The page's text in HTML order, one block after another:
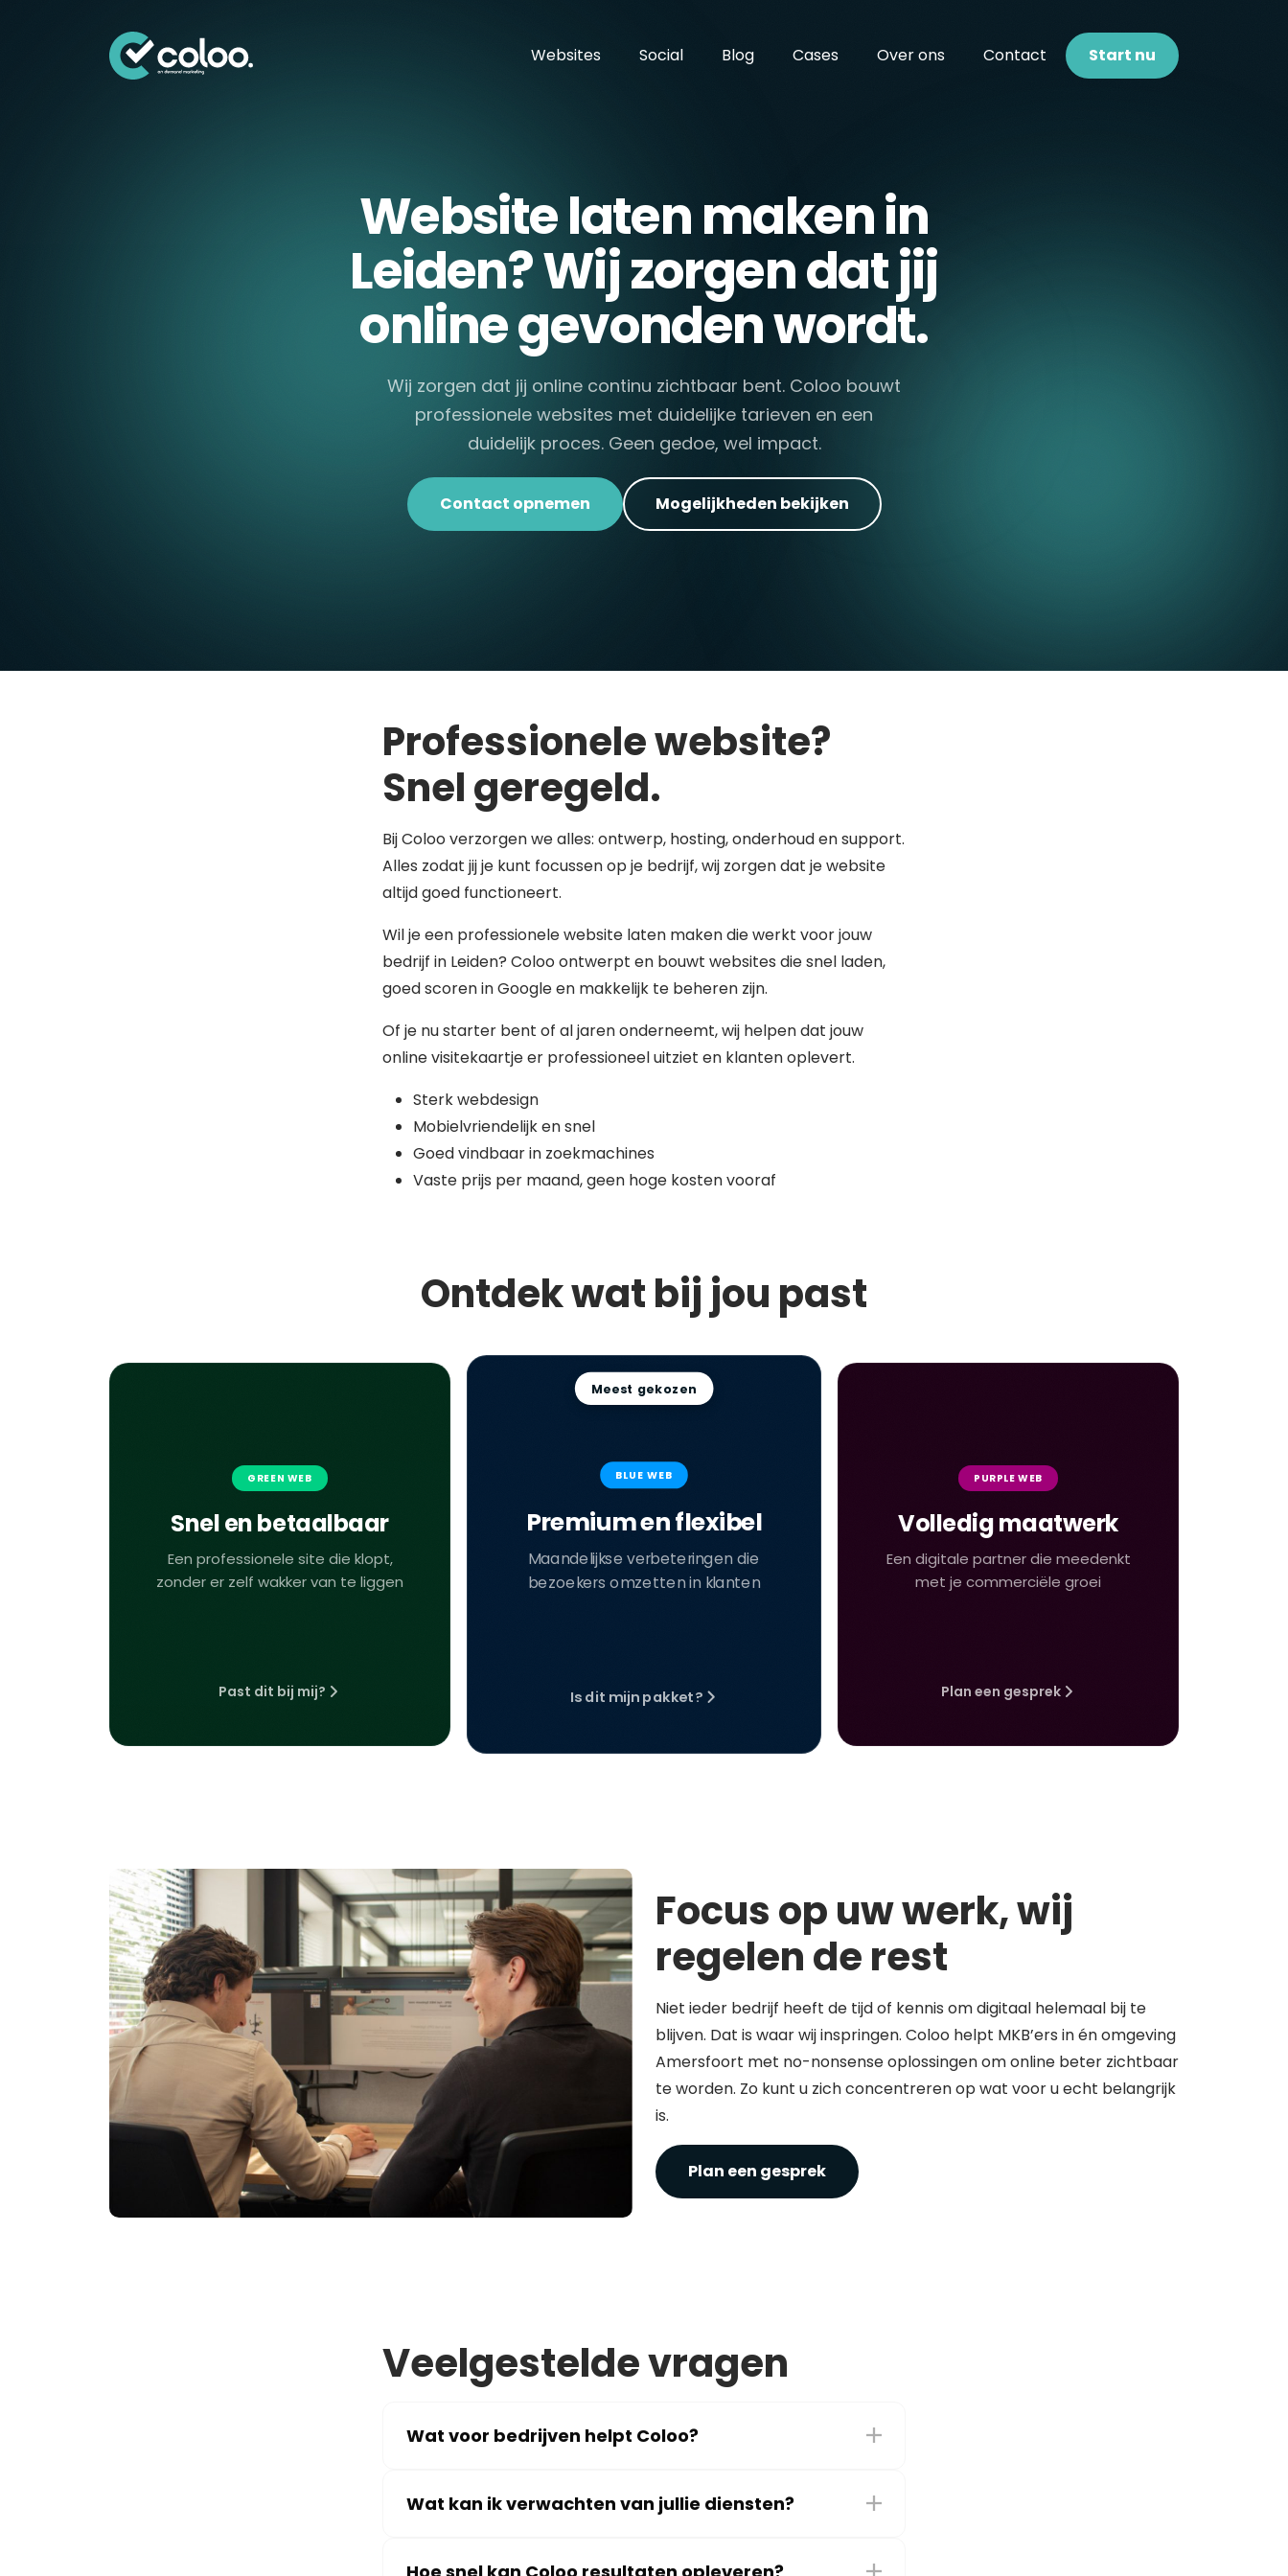
Websites
Social Blog Cases Over ons Contact Start nu
Website laten maken in
Leiden? Wij zorgen dat jij
online gevonden wordt.
Wij zorgen dat jij online continu zichtbaar bent. Coloo bouwt
professionele websites met duidelijke tarieven en een
duidelijk proces. Geen gedoe, wel impact.
Contact opnemen Mogelijkheden bekijken
Professionele website?
Snel geregeld.
Bij Coloo verzorgen we alles: ontwerp, hosting, onderhoud en support.
Alles zodat jij je kunt focussen op je bedrijf, wij zorgen dat je website
altijd goed functioneert.
Wil je een professionele website laten maken die werkt voor jouw
bedrijf in Leiden? Coloo ontwerpt en bouwt websites die snel laden,
goed scoren in Google en makkelijk te beheren zijn.
Of je nu starter bent of al jaren onderneemt, wij helpen dat jouw
online visitekaartje er professioneel uitziet en klanten oplevert.
Sterk webdesign
Mobielvriendelijk en snel
Goed vindbaar in zoekmachines
Vaste prijs per maand, geen hoge kosten vooraf
Ontdek wat bij jou past
GREEN WEB
Snel en betaalbaar
Een professionele site die klopt,
zonder er zelf wakker van te liggen
Past dit bij mij?
Meest gekozen
BLUE WEB
Premium en flexibel
Maandelijkse verbeteringen die
bezoekers omzetten in klanten
Is dit mijn pakket?
PURPLE WEB
Volledig maatwerk
Een digitale partner die meedenkt
met je commerciële groei
Plan een gesprek
Focus op uw werk, wij
regelen de rest
Niet ieder bedrijf heeft de tijd of kennis om digitaal helemaal bij te
blijven. Dat is waar wij inspringen. Coloo helpt MKB’ers in én omgeving
Amersfoort met no-nonsense oplossingen om online beter zichtbaar
te worden. Zo kunt u zich concentreren op wat voor u echt belangrijk
is.
Plan een gesprek
Veelgestelde vragen
Wat voor bedrijven helpt Coloo?
Wat kan ik verwachten van jullie diensten?